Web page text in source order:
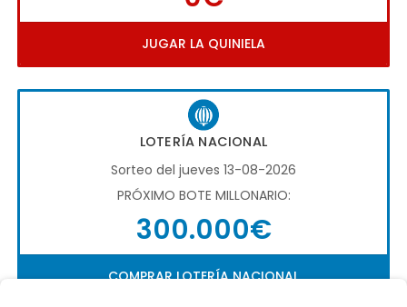
JUGAR LA QUINIELA
LOTERÍA NACIONAL
Sorteo del jueves 13-08-2026
PRÓXIMO BOTE MILLONARIO:
300.000€
COMPRAR LOTERÍA NACIONAL